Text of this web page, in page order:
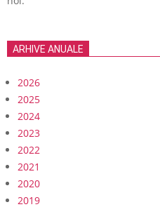
ARHIVE ANUALE
2026
2025
2024
2023
2022
2021
2020
2019